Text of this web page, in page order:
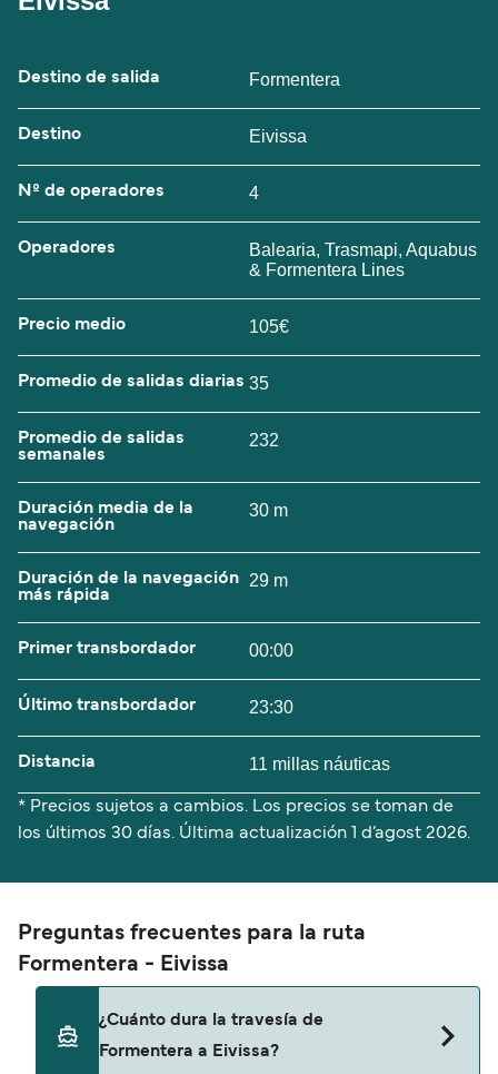
Destino de salida Formentera
Destino Eivissa
Nº de operadores 4
Operadores
Balearia, Trasmapi, Aquabus
& Formentera Lines
Precio medio 105€
Promedio de salidas diarias 35
Promedio de salidas
semanales
232
Duración media de la
navegación
30 m
Duración de la navegación
más rápida
29 m
Primer transbordador 00:00
Último transbordador 23:30
Distancia 11 millas náuticas
* Precios sujetos a cambios. Los precios se toman de
los últimos 30 días. Última actualización 1 d’agost 2026.
Preguntas frecuentes para la ruta
Formentera - Eivissa
¿Cuánto dura la travesía de
Formentera a Eivissa?